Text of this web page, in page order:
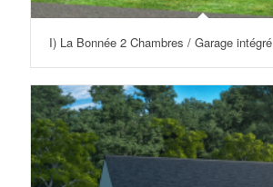
I) La Bonnée 2 Chambres / Garage intégré